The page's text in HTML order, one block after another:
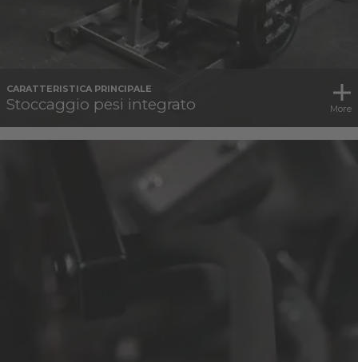
CARATTERISTICA PRINCIPALE
Stoccaggio pesi integrato More